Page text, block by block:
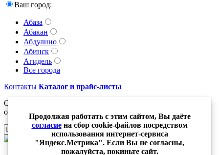
Ваш город:
Абаза
Абакан
Абдулино
Абинск
Агидель
Все города
Контакты Каталог и прайс-листы
Оставьте свой адрес электронной почты и получайте новости
о новинках компании
Отправить
Продолжая работать с этим сайтом, Вы даёте
согласиена сбор cookie-файлов посредством
использования интернет-сервиса
"Яндекс.Метрика". Если Вы не согласны,
пожалуйста, покиньте сайт.